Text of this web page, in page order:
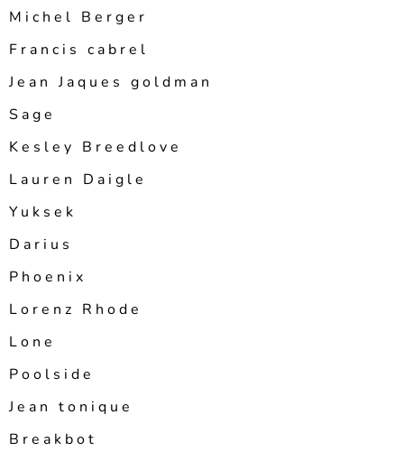
Michel Berger
Francis cabrel
Jean Jaques goldman
Sage
Kesley Breedlove
Lauren Daigle
Yuksek
Darius
Phoenix
Lorenz Rhode
Lone
Poolside
Jean tonique
Breakbot